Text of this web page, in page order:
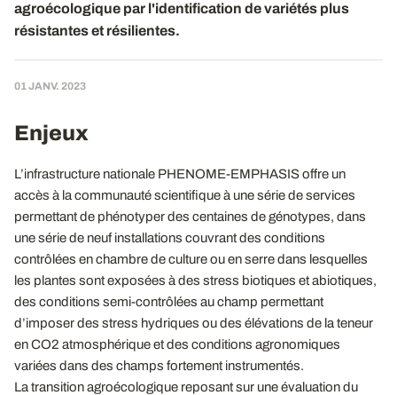
agroécologique par l'identification de variétés plus
résistantes et résilientes.
01 JANV. 2023
Enjeux
L’infrastructure nationale PHENOME-EMPHASIS offre un
accès à la communauté scientifique à une série de services
permettant de phénotyper des centaines de génotypes, dans
une série de neuf installations couvrant des conditions
contrôlées en chambre de culture ou en serre dans lesquelles
les plantes sont exposées à des stress biotiques et abiotiques,
des conditions semi-contrôlées au champ permettant
d’imposer des stress hydriques ou des élévations de la teneur
en CO2 atmosphérique et des conditions agronomiques
variées dans des champs fortement instrumentés.
La transition agroécologique reposant sur une évaluation du